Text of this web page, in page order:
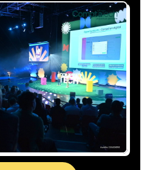
de
échanges avec le
logistique : vous
étape, sans perte